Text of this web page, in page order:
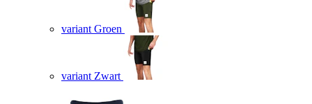
variant Groen
variant Zwart